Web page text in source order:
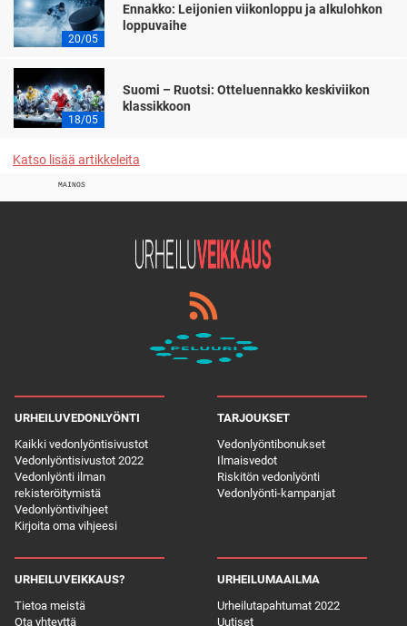
20/05
Ennakko: Leijonien viikonloppu ja alkulohkon
loppuvaihe
18/05
Suomi – Ruotsi: Otteluennakko keskiviikon
klassikkoon
Katso lisää artikkeleita
MAINOS
URHEILUVEDONLYÖNTI
Kaikki vedonlyöntisivustot
Vedonlyöntisivustot 2022
Vedonlyönti ilman
rekisteröitymistä
Vedonlyöntivihjeet
Kirjoita oma vihjeesi
TARJOUKSET
Vedonlyöntibonukset
Ilmaisvedot
Riskitön vedonlyönti
Vedonlyönti-kampanjat
URHEILUVEIKKAUS?
Tietoa meistä
Ota yhteyttä
URHEILUMAAILMA
Urheilutapahtumat 2022
Uutiset